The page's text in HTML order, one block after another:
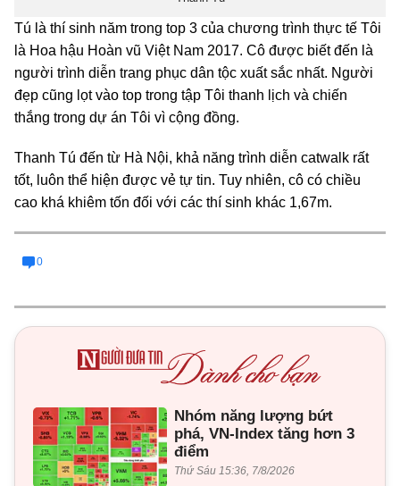
Tú là thí sinh năm trong top 3 của chương trình thực tế Tôi
là Hoa hậu Hoàn vũ Việt Nam 2017. Cô được biết đến là
người trình diễn trang phục dân tộc xuất sắc nhất. Người
đẹp cũng lọt vào top trong tập Tôi thanh lịch và chiến
thắng trong dự án Tôi vì cộng đồng.
Thanh Tú đến từ Hà Nội, khả năng trình diễn catwalk rất
tốt, luôn thể hiện được vẻ tự tin. Tuy nhiên, cô có chiều
cao khá khiêm tốn đối với các thí sinh khác 1,67m.
0
Nhóm năng lượng bứt
phá, VN-Index tăng hơn 3
điểm
Thứ Sáu 15:36, 7/8/2026